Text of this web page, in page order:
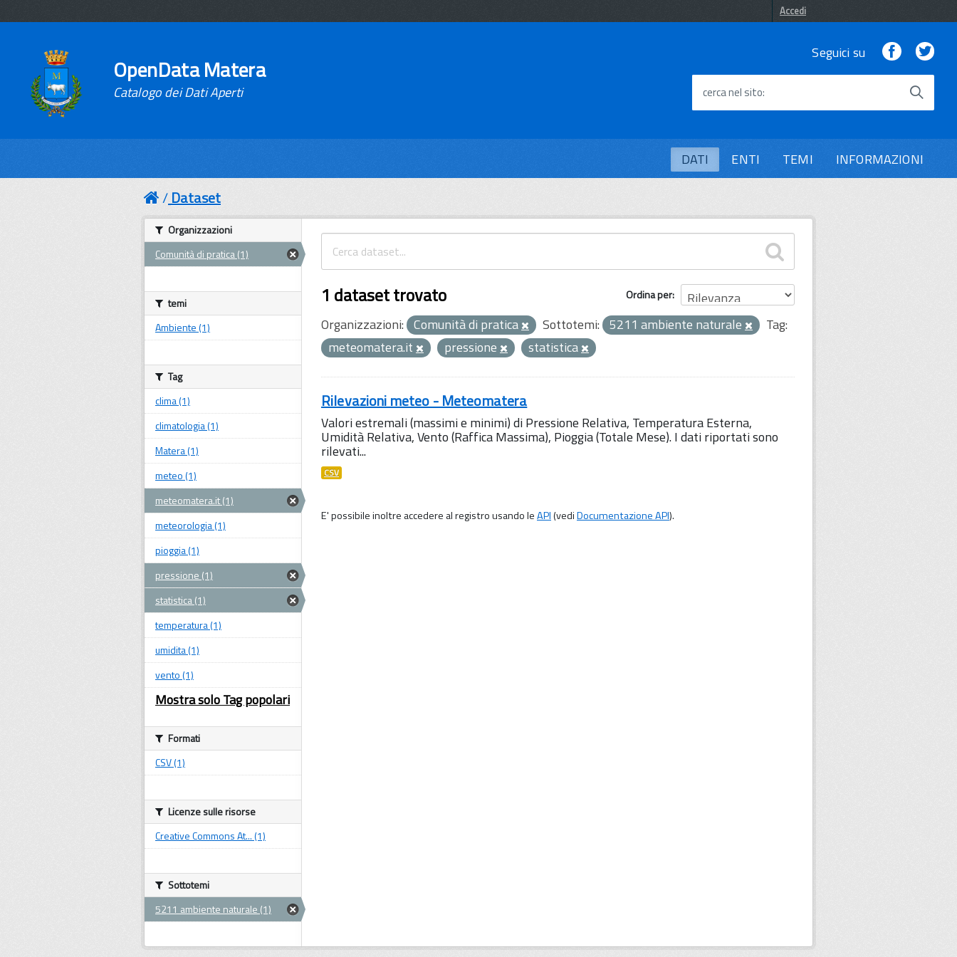
Accedi
OpenData Matera
Catalogo dei Dati Aperti
Seguici su Facebook
cerca nel sito
DATI ENTI TEMI INFORMAZIONI
Dataset
Ordina per
1 dataset trovato
Organizzazioni: Comunità di pratica Sottotemi: 5211 ambiente naturale
Tag:
meteomatera.it
pressione statistica
Rilevazioni meteo - Meteomatera
Valori estremali (massimi e minimi) di Pressione Relativa, Temperatura Esterna,
Umidità Relativa, Vento (Raffica Massima), Pioggia (Totale Mese). I dati riportati sono
rilevati...
CSV
E' possibile inoltre accedere al registro usando leAPI(vediDocumentazione API).
Organizzazioni
Comunità di pratica (1)
temi
Ambiente (1)
Tag
clima (1)
climatologia (1)
Matera (1)
meteo (1)
meteomatera.it (1)
meteorologia (1)
pioggia (1)
pressione (1)
statistica (1)
temperatura (1)
umidita (1)
vento (1)
Mostra solo Tag popolari
Formati
CSV (1)
Licenze sulle risorse
Creative Commons At... (1)
Sottotemi
5211 ambiente naturale (1)